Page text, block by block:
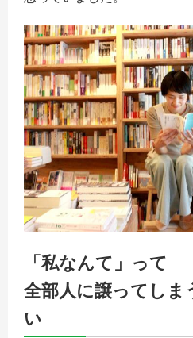
「私なんて」って
全部人に譲ってしま
い